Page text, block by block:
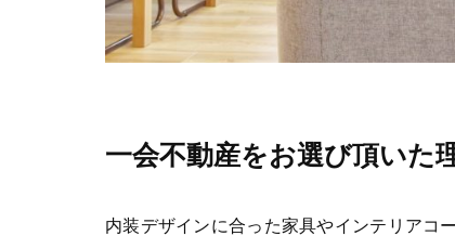
一会不動産をお選び頂いた
内装デザインに合った家具やインテリアコ